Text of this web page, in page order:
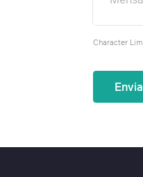
Character